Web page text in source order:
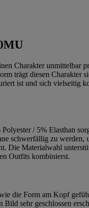
Charakter
trägt diesen Charakter
ist und sich vielseitig
/ 5% Elasthan
schwerfällig zu
Die Materialwahl
Outfits kombinierst.
die Form am Kopf
sehr geschlossen